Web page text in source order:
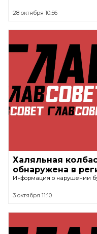
28 октября 10:56
Халяльная
обнаружена в
Информация о нарушении
3 октября 11:10